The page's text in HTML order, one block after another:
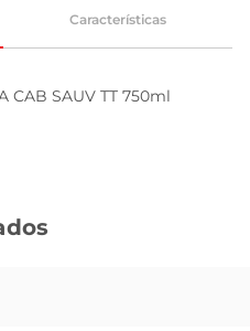
Características
CAB SAUV TT 750ml